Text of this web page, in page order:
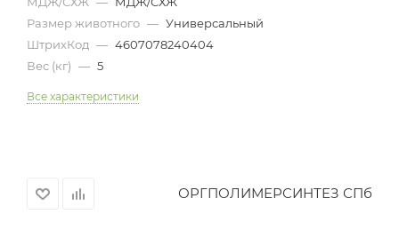
Размер животного — Универсальный
ШтрихКод — 4607078240404
Вес (кг) — 5
Все характеристики
ОРГПОЛИМЕРСИНТЕЗ СПб